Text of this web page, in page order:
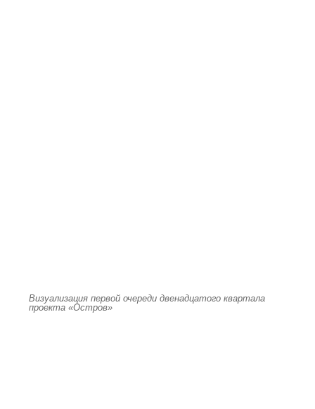
Визуализация первой очереди двенадцатого квартала
проекта «Остров»